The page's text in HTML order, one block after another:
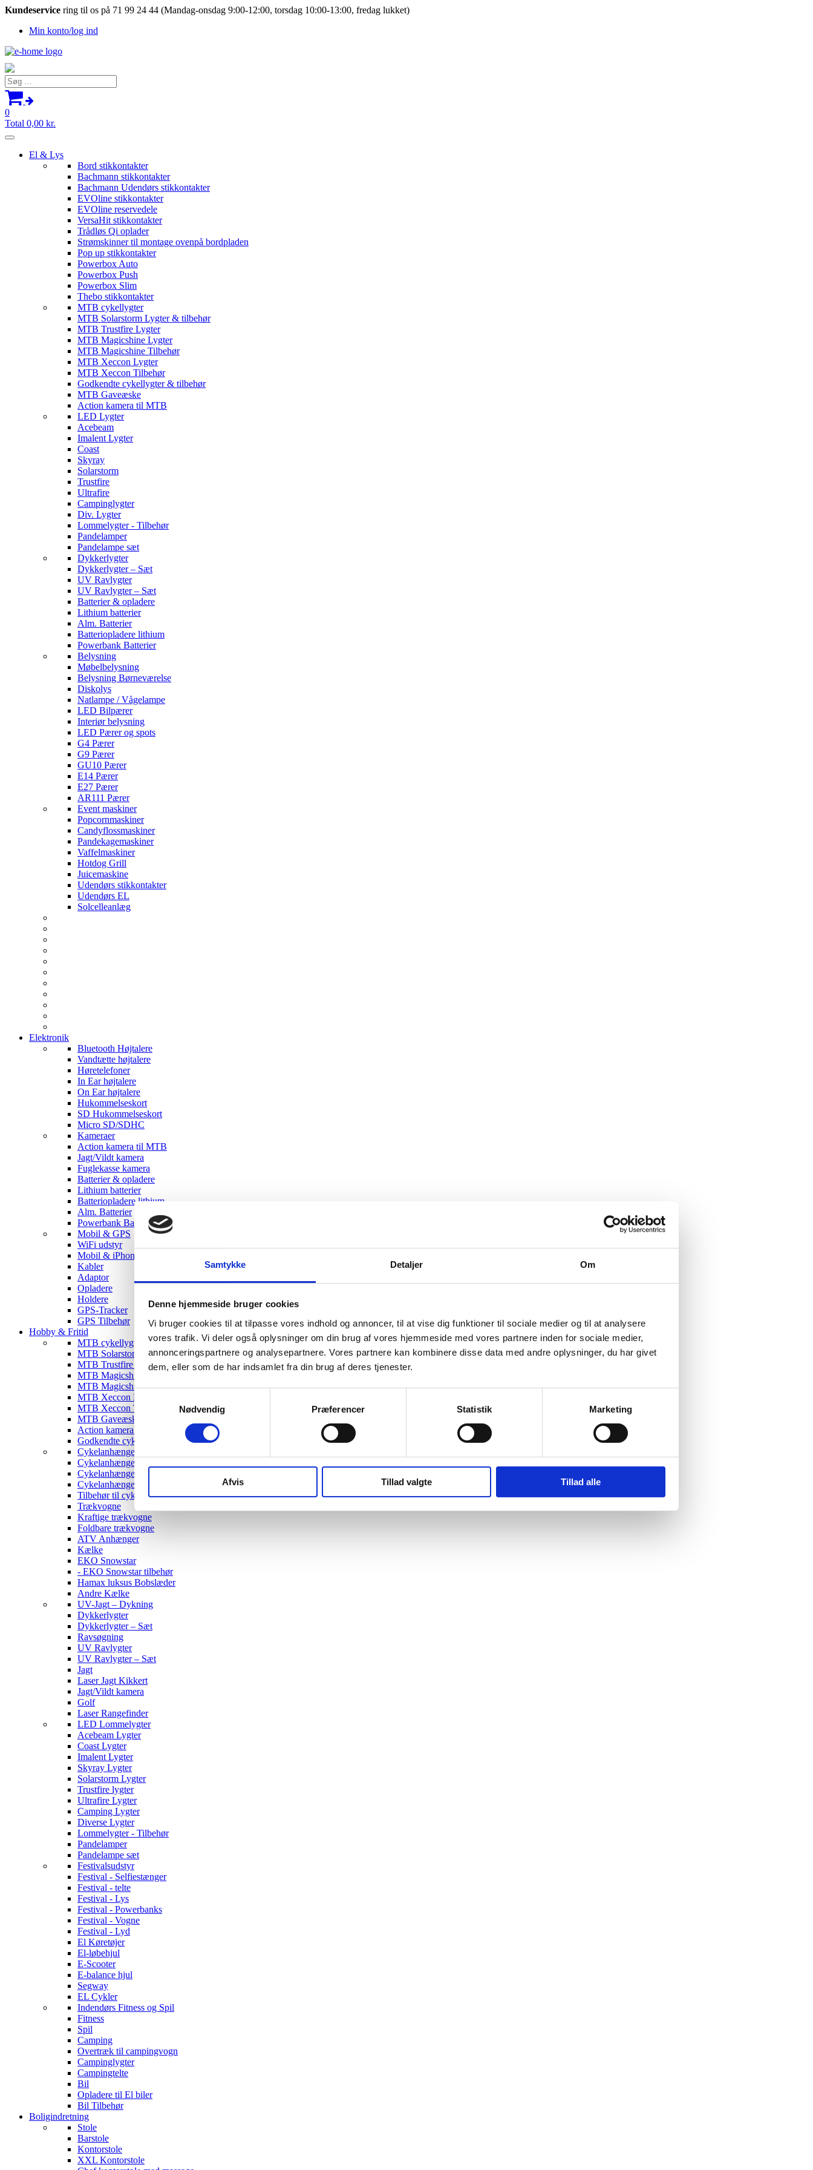
Samtykke Detaljer Om
Denne hjemmeside bruger cookies
Vi bruger cookies til at tilpasse vores indhold og annoncer, til at vise dig funktioner til sociale medier og til at analysere
vores trafik. Vi deler også oplysninger om din brug af vores hjemmeside med vores partnere inden for sociale medier,
annonceringspartnere og analysepartnere. Vores partnere kan kombinere disse data med andre oplysninger, du har givet
dem, eller som de har indsamlet fra din brug af deres tjenester.
Samtykkevalg
Nødvendig
Præferencer Statistik Marketing
Afvis Tillad valgte Tillad alle
Kundeservice ring til os på 71 99 24 44 (Mandag-onsdag 9:00-12:00, torsdag 10:00-13:00, fredag lukket)
Min konto/log ind
Søg
efter:
0
Total 0,00 kr.
El & Lys
Bord stikkontakter
Bachmann stikkontakter
Bachmann Udendørs stikkontakter
EVOline stikkontakter
EVOline reservedele
VersaHit stikkontakter
Trådløs Qi oplader
Strømskinner til montage ovenpå bordpladen
Pop up stikkontakter
Powerbox Auto
Powerbox Push
Powerbox Slim
Thebo stikkontakter
MTB cykellygter
MTB Solarstorm Lygter & tilbehør
MTB Trustfire Lygter
MTB Magicshine Lygter
MTB Magicshine Tilbehør
MTB Xeccon Lygter
MTB Xeccon Tilbehør
Godkendte cykellygter & tilbehør
MTB Gaveæske
Action kamera til MTB
LED Lygter
Acebeam
Imalent Lygter
Coast
Skyray
Solarstorm
Trustfire
Ultrafire
Campinglygter
Div. Lygter
Lommelygter - Tilbehør
Pandelamper
Pandelampe sæt
Dykkerlygter
Dykkerlygter – Sæt
UV Ravlygter
UV Ravlygter – Sæt
Batterier & opladere
Lithium batterier
Alm. Batterier
Batteriopladere lithium
Powerbank Batterier
Belysning
Møbelbelysning
Belysning Børneværelse
Diskolys
Natlampe / Vågelampe
LED Bilpærer
Interiør belysning
LED Pærer og spots
G4 Pærer
G9 Pærer
GU10 Pærer
E14 Pærer
E27 Pærer
AR111 Pærer
Event maskiner
Popcornmaskiner
Candyflossmaskiner
Pandekagemaskiner
Vaffelmaskiner
Hotdog Grill
Juicemaskine
Udendørs stikkontakter
Udendørs EL
Solcelleanlæg
Elektronik
Bluetooth Højtalere
Vandtætte højtalere
Høretelefoner
In Ear højtalere
On Ear højtalere
Hukommelseskort
SD Hukommelseskort
Micro SD/SDHC
Kameraer
Action kamera til MTB
Jagt/Vildt kamera
Fuglekasse kamera
Batterier & opladere
Lithium batterier
Batteriopladere lithium
Alm. Batterier
Powerbank Batterier
Mobil & GPS
WiFi udstyr
Mobil & iPhone tilbehør
Kabler
Adaptor
Opladere
Holdere
GPS-Tracker
GPS Tilbehør
Hobby & Fritid
MTB cykellygter
MTB Solarstorm Lygter & tilbehør
MTB Trustfire Lygter
MTB Magicshine Lygter
MTB Magicshine Tilbehør
MTB Xeccon Lygter
MTB Xeccon Tilbehør
MTB Gaveæske
Action kamera til MTB
Godkendte cykellygter & tilbehør
Cykelanhængere
Cykelanhænger til Børn
Cykelanhænger til hunde
Cykelanhænger Cargo
Tilbehør til cykelanhængere
Trækvogne
Kraftige trækvogne
Foldbare trækvogne
ATV Anhænger
Kælke
EKO Snowstar
- EKO Snowstar tilbehør
Hamax luksus Bobslæder
Andre Kælke
UV-Jagt – Dykning
Dykkerlygter
Dykkerlygter – Sæt
Ravsøgning
UV Ravlygter
UV Ravlygter – Sæt
Jagt
Laser Jagt Kikkert
Jagt/Vildt kamera
Golf
Laser Rangefinder
LED Lommelygter
Acebeam Lygter
Coast Lygter
Imalent Lygter
Skyray Lygter
Solarstorm Lygter
Trustfire lygter
Ultrafire Lygter
Camping Lygter
Diverse Lygter
Lommelygter - Tilbehør
Pandelamper
Pandelampe sæt
Festivalsudstyr
Festival - Selfiestænger
Festival - telte
Festival - Lys
Festival - Powerbanks
Festival - Vogne
Festival - Lyd
El Køretøjer
El-løbehjul
E-Scooter
E-balance hjul
Segway
EL Cykler
Indendørs Fitness og Spil
Fitness
Spil
Camping
Overtræk til campingvogn
Campinglygter
Campingtelte
Bil
Opladere til El biler
Bil Tilbehør
Boligindretning
Stole
Barstole
Kontorstole
XXL Kontorstole